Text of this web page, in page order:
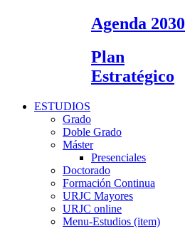
Agenda 2030
Plan
Estratégico
ESTUDIOS
Grado
Doble Grado
Máster
Presenciales
Doctorado
Formación Continua
URJC Mayores
URJC online
Menu-Estudios (item)